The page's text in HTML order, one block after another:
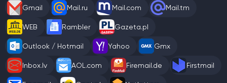
Gmail Mail.ru Mail.com Mail.tm
WEB Rambler Gazeta.pl
Outlook / Hotmail Yahoo Gmx
Inbox.lv AOL.com Firemail.de Firstmail